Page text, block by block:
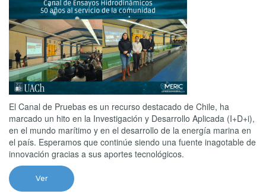
El Canal de Pruebas es un recurso destacado de Chile, ha
marcado un hito en la Investigación y Desarrollo Aplicada (I+D+i),
en el mundo marítimo y en el desarrollo de la energía marina en
el país. Esperamos que continúe siendo una fuente inagotable de
innovación gracias a sus aportes tecnológicos.
Ver